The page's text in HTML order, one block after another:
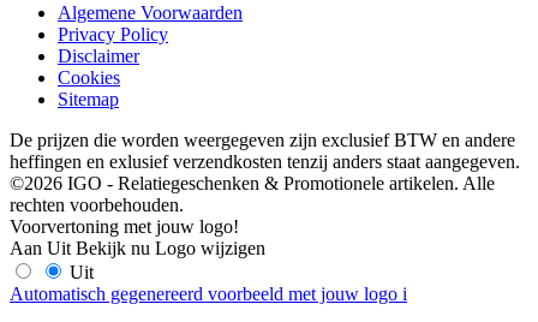
Algemene Voorwaarden
Privacy Policy
Disclaimer
Cookies
Sitemap
De prijzen die worden weergegeven zijn exclusief BTW en andere
heffingen en exlusief verzendkosten tenzij anders staat aangegeven.
©2026 IGO - Relatiegeschenken & Promotionele artikelen. Alle
rechten voorbehouden.
Voorvertoning met jouw logo!
Aan Uit Bekijk nu Logo wijzigen
Uit
Automatisch gegenereerd voorbeeld met jouw logo i